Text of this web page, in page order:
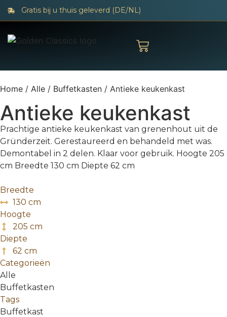
Gratis bij u thuis geleverd (DE/NL)
Home / Alle / Buffetkasten / Antieke keukenkast
Antieke keukenkast
Prachtige antieke keukenkast van grenenhout uit de
Gründerzeit. Gerestaureerd en behandeld met was.
Demontabel in 2 delen. Klaar voor gebruik. Hoogte 205
cm Breedte 130 cm Diepte 62 cm
Breedte
130 cm
Hoogte
205 cm
Diepte
62 cm
Categorieën
Alle
Buffetkasten
Tags
Buffetkast